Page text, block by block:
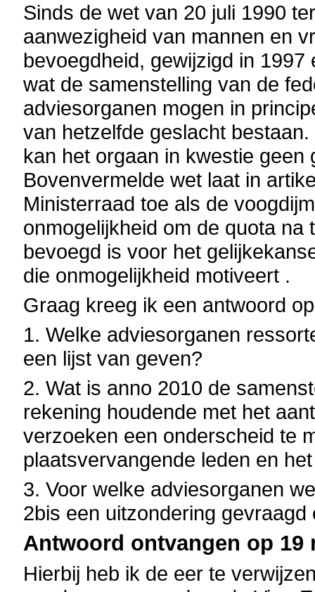
Sinds de wet van 20 juli 1990
aanwezigheid van mannen en
bevoegdheid, gewijzigd in
wat de samenstelling van de
adviesorganen mogen in
van hetzelfde geslacht
kan het orgaan in kwestie
Bovenvermelde wet laat in
Ministerraad toe als de
onmogelijkheid om de quota
bevoegd is voor het
die onmogelijkheid motiveert .
Graag kreeg ik een antwoord
1. Welke adviesorganen
een lijst van geven?
2. Wat is anno 2010 de
rekening houdende met het
verzoeken een onderscheid te
plaatsvervangende leden en
3. Voor welke adviesorganen
2bis een uitzondering gevraagd
Antwoord ontvangen op 19
Hierbij heb ik de eer te